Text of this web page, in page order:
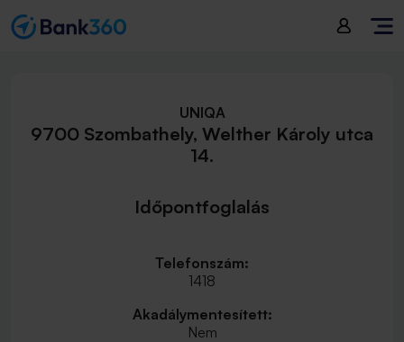
UNIQA
9700 Szombathely, Welther Károly utca
14.
Időpontfoglalás
Telefonszám:
1418
Akadálymentesített:
Nem